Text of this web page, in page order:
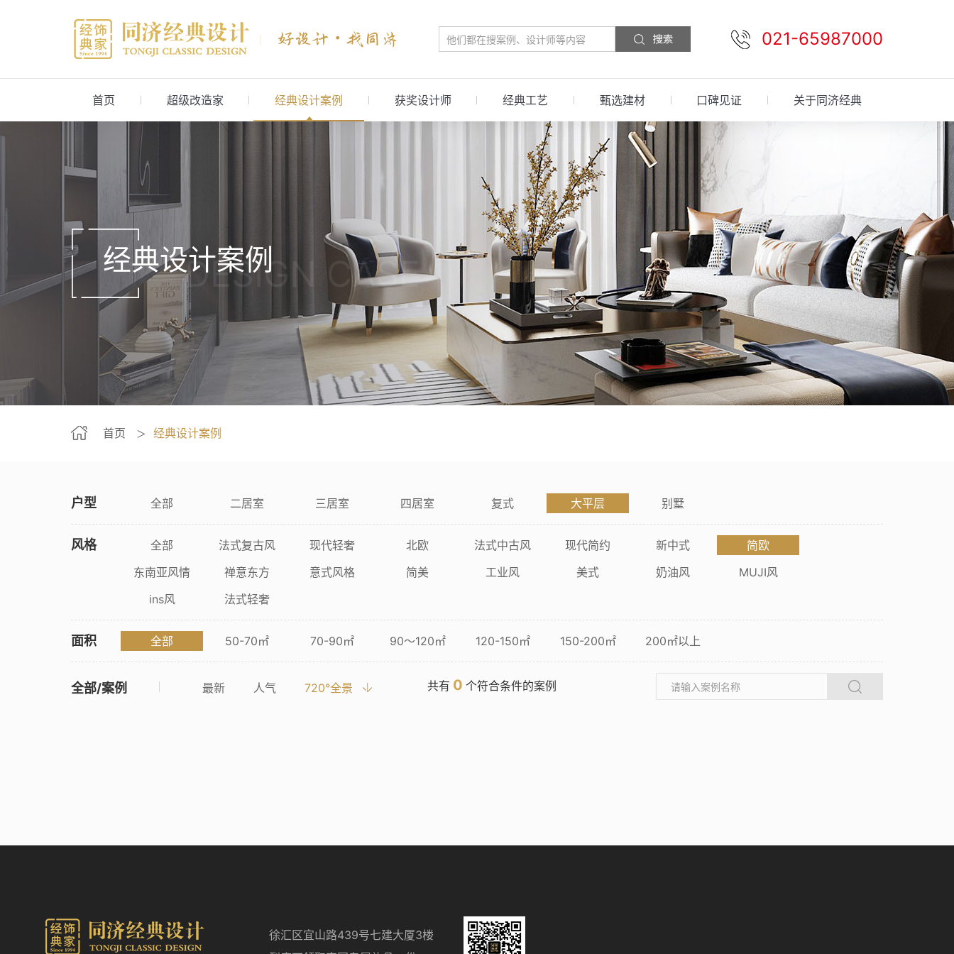
021-65987000
首页 超级改造家 经典设计案例 获奖设计师 经典工艺 甄选建材 口碑见证 关于同济经典
经典设计案例DESIGN CASE
首页 ＞ 经典设计案例
户型 全部 二居室 三居室 四居室 复式 大平层 别墅
风格 全部 法式复古风 现代轻奢 北欧 法式中古风 现代简约 新中式
简欧
东南亚风情
禅意东方 意式风格 简美 工业风 美式 奶油风
MUJI风
ins风
法式轻奢
面积 全部 50-70㎡ 70-90㎡ 90～120㎡ 120-150㎡ 150-200㎡ 200㎡以上
全部/案例 最新 人气 720°全景 共有 0 个符合条件的案例
徐汇区宜山路439号七建大厦3楼
免费报价